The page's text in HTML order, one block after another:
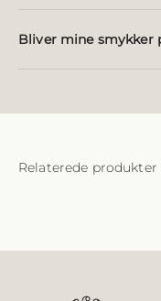
Bliver mine smykker